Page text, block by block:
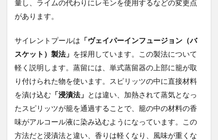
量し、ライムの代わりにレモンを使用するなどの変更点
があります。
サイレントプールは 「ヴェイパーインフュージョン（バ
スケット）製法」 を採用しています。この製法について
軽く説明します。蒸留には、単式蒸留器の上部に籠が取
り付けられた物を使います。スピリッツの中に直接材料
を漬け込む 「浸漬法」 とは違い、加熱されて蒸気となっ
たスピリッツが籠を通過することで、籠の中の材料の香
味がアルコール液に染み込むようになっています。この
方法だと浸漬法と違い、香りは軽くなり、風味が重くな